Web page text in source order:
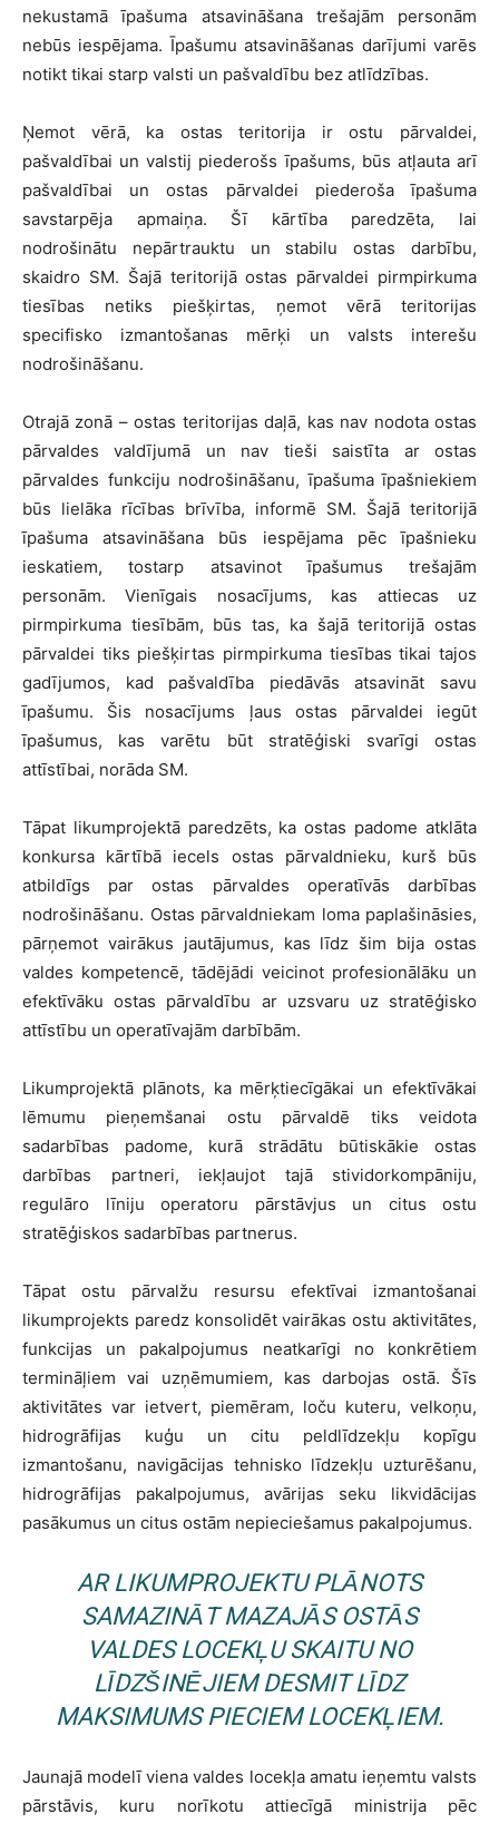
nekustamā īpašuma atsavināšana trešajām personām
nebūs iespējama. Īpašumu atsavināšanas darījumi varēs
notikt tikai starp valsti un pašvaldību bez atlīdzības.
Ņemot vērā, ka ostas teritorija ir ostu pārvaldei,
pašvaldībai un valstij piederošs īpašums, būs atļauta arī
pašvaldībai un ostas pārvaldei piederoša īpašuma
savstarpēja apmaiņa. Šī kārtība paredzēta, lai
nodrošinātu nepārtrauktu un stabilu ostas darbību,
skaidro SM. Šajā teritorijā ostas pārvaldei pirmpirkuma
tiesības netiks piešķirtas, ņemot vērā teritorijas
specifisko izmantošanas mērķi un valsts interešu
nodrošināšanu.
Otrajā zonā – ostas teritorijas daļā, kas nav nodota ostas
pārvaldes valdījumā un nav tieši saistīta ar ostas
pārvaldes funkciju nodrošināšanu, īpašuma īpašniekiem
būs lielāka rīcības brīvība, informē SM. Šajā teritorijā
īpašuma atsavināšana būs iespējama pēc īpašnieku
ieskatiem, tostarp atsavinot īpašumus trešajām
personām. Vienīgais nosacījums, kas attiecas uz
pirmpirkuma tiesībām, būs tas, ka šajā teritorijā ostas
pārvaldei tiks piešķirtas pirmpirkuma tiesības tikai tajos
gadījumos, kad pašvaldība piedāvās atsavināt savu
īpašumu. Šis nosacījums ļaus ostas pārvaldei iegūt
īpašumus, kas varētu būt stratēģiski svarīgi ostas
attīstībai, norāda SM.
Tāpat likumprojektā paredzēts, ka ostas padome atklāta
konkursa kārtībā iecels ostas pārvaldnieku, kurš būs
atbildīgs par ostas pārvaldes operatīvās darbības
nodrošināšanu. Ostas pārvaldniekam loma paplašināsies,
pārņemot vairākus jautājumus, kas līdz šim bija ostas
valdes kompetencē, tādējādi veicinot profesionālāku un
efektīvāku ostas pārvaldību ar uzsvaru uz stratēģisko
attīstību un operatīvajām darbībām.
Likumprojektā plānots, ka mērķtiecīgākai un efektīvākai
lēmumu pieņemšanai ostu pārvaldē tiks veidota
sadarbības padome, kurā strādātu būtiskākie ostas
darbības partneri, iekļaujot tajā stividorkompāniju,
regulāro līniju operatoru pārstāvjus un citus ostu
stratēģiskos sadarbības partnerus.
Tāpat ostu pārvalžu resursu efektīvai izmantošanai
likumprojekts paredz konsolidēt vairākas ostu aktivitātes,
funkcijas un pakalpojumus neatkarīgi no konkrētiem
termināļiem vai uzņēmumiem, kas darbojas ostā. Šīs
aktivitātes var ietvert, piemēram, loču kuteru, velkoņu,
hidrogrāfijas kuģu un citu peldlīdzekļu kopīgu
izmantošanu, navigācijas tehnisko līdzekļu uzturēšanu,
hidrogrāfijas pakalpojumus, avārijas seku likvidācijas
pasākumus un citus ostām nepieciešamus pakalpojumus.
AR LIKUMPROJEKTU PLĀNOTS
SAMAZINĀT MAZAJĀS OSTĀS
VALDES LOCEKĻU SKAITU NO
LĪDZŠINĒJIEM DESMIT LĪDZ
MAKSIMUMS PIECIEM LOCEKĻIEM.
Jaunajā modelī viena valdes locekļa amatu ieņemtu valsts
pārstāvis, kuru norīkotu attiecīgā ministrija pēc